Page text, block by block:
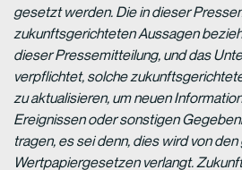
gesetzt werden. Die in dieser
zukunftsgerichteten Aussagen
dieser Pressemitteilung, und das
verpflichtet, solche
zu aktualisieren, um neuen
Ereignissen oder sonstigen
tragen, es sei denn, dies wird von
Wertpapiergesetzen verlangt.